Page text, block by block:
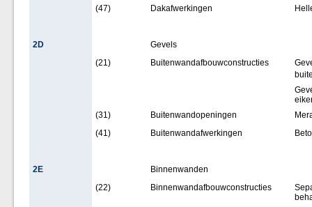
(47)
Dakafwerkingen
2D
Gevels
(21)
Buitenwandafbouwconstructies
(31)
Buitenwandopeningen
(41)
Buitenwandafwerkingen
2E
Binnenwanden
(22)
Binnenwandafbouwconstructies